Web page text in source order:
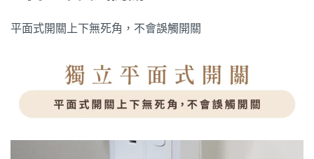
平面式開關上下無死角，不會誤觸開關